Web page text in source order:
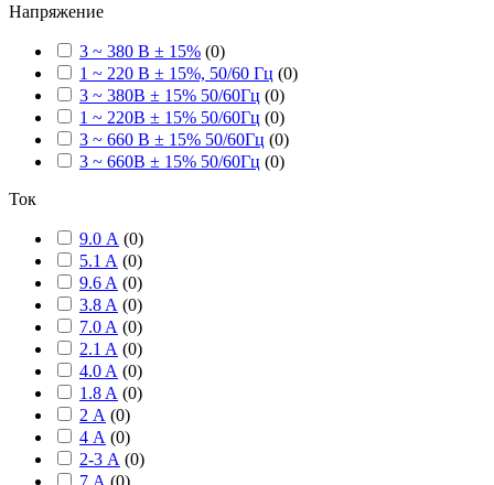
Напряжение
3 ~ 380 В ± 15% (0)
1 ~ 220 В ± 15%, 50/60 Гц (0)
3 ~ 380В ± 15% 50/60Гц (0)
1 ~ 220В ± 15% 50/60Гц (0)
3 ~ 660 В ± 15% 50/60Гц (0)
3 ~ 660В ± 15% 50/60Гц (0)
Ток
9.0 А (0)
5.1 A (0)
9.6 A (0)
3.8 A (0)
7.0 A (0)
2.1 A (0)
4.0 A (0)
1.8 A (0)
2 А (0)
4 А (0)
2-3 А (0)
7 А (0)